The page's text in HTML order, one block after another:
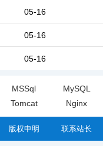
05-16
05-16
05-16
MSSql
MySQL
Tomcat Nginx
版权申明 联系站长